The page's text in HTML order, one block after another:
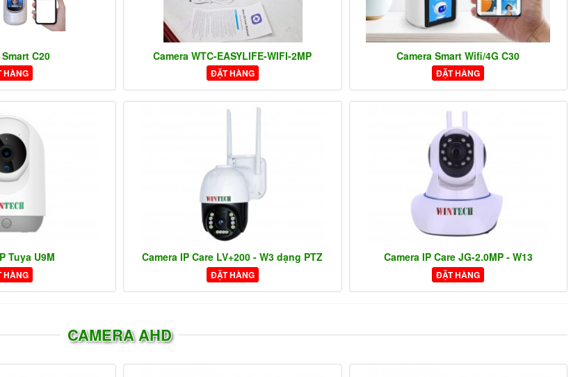
C20
HÀNG
Camera WTC-EASYLIFE-WIFI-2MP
ĐẶT HÀNG
Camera Smart Wifi/4G C30
ĐẶT HÀNG
Tuya U9M
HÀNG
Camera IP Care LV+200 - W3 dạng PTZ
ĐẶT HÀNG
Camera IP Care JG-2.0MP - W13
ĐẶT HÀNG
CAMERA AHD